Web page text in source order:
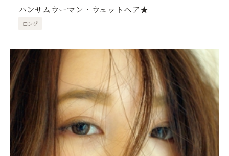
ハンサムウーマン・ウェットヘア★
ロング